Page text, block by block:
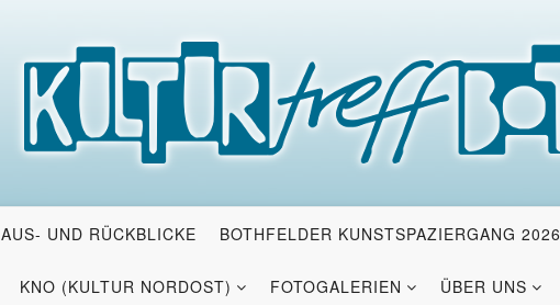
AUS- UND RÜCKBLICKE BOTHFELDER KUNSTSPAZIERGANG 2026
KNO (KULTUR NORDOST) FOTOGALERIEN ÜBER UNS